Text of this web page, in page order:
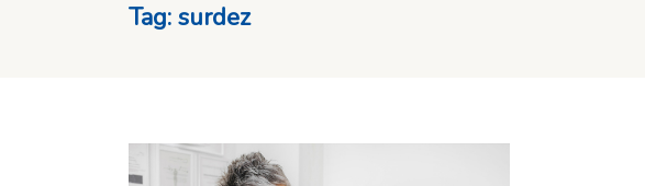
Tag: surdez